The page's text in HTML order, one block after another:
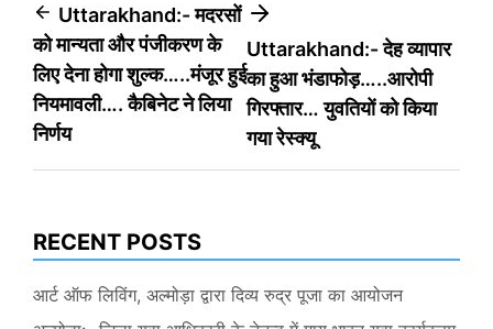
Post
navigation
Uttarakhand:- मदरसों
को मान्यता और पंजीकरण के
लिए देना होगा शुल्क…..मंजूर हुई
नियमावली…. कैबिनेट ने लिया
निर्णय
Uttarakhand:- देह व्यापार
का हुआ भंडाफोड़…..आरोपी
गिरफ्तार… युवतियों को किया
गया रेस्क्यू
RECENT POSTS
आर्ट ऑफ लिविंग, अल्मोड़ा द्वारा दिव्य रुद्र पूजा का आयोजन